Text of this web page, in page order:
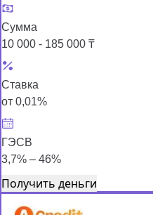
Сумма
10 000 - 185 000 ₸
Ставка
от 0,01%
ГЭСВ
3,7% – 46%
Получить деньги